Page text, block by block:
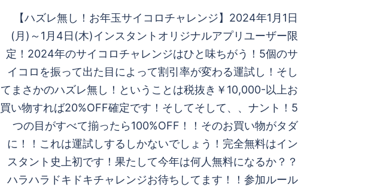
【ハズレ無し！お年玉サイコロチャレンジ】2024年1月1日
(月)～1月4日(木)インスタントオリジナルアプリユーザー限
定！2024年のサイコロチャレンジはひと味ちがう！5個のサ
イコロを振って出た目によって割引率が変わる運試し！そし
てまさかのハズレ無し！ということは税抜き￥10,000-以上お
買い物すれば20%OFF確定です！そしてそして、、ナント！5
つの目がすべて揃ったら100%OFF！！そのお買い物がタダ
に！！これは運試しするしかないでしょう！完全無料はイン
スタント史上初です！果たして今年は何人無料になるか？？
ハラハラドキドキチャレンジお待ちしてます！！参加ルール